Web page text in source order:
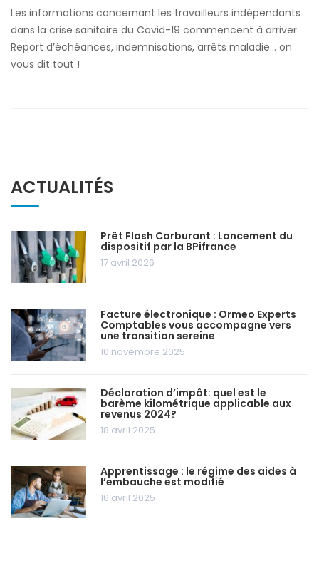
Les informations concernant les travailleurs indépendants
dans la crise sanitaire du Covid-19 commencent à arriver.
Report d’échéances, indemnisations, arrêts maladie… on
vous dit tout !
ACTUALITÉS
Prêt Flash Carburant : Lancement du
dispositif par la BPifrance
17 avril 2026
Facture électronique : Ormeo Experts
Comptables vous accompagne vers
une transition sereine
10 novembre 2025
Déclaration d’impôt: quel est le
barème kilométrique applicable aux
revenus 2024?
18 avril 2025
Apprentissage : le régime des aides à
l’embauche est modifié
16 avril 2025